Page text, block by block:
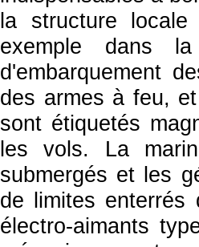
la structure locale
exemple dans
d'embarquement
des armes à feu,
sont étiquetés
les vols. La
submergés et les
de limites
électro-aimants